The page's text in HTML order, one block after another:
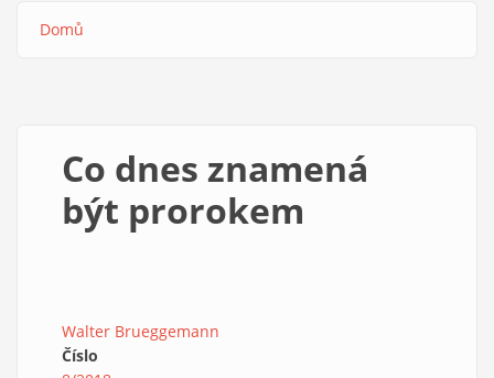
Domů
Co dnes znamená
být prorokem
Walter Brueggemann
Číslo